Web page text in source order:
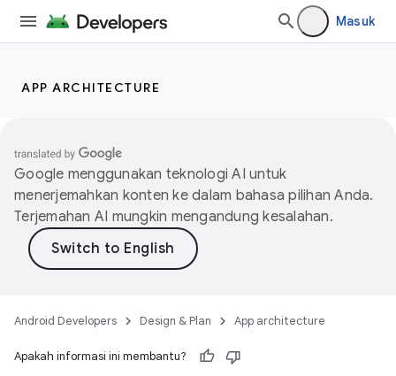
Masuk
APP ARCHITECTURE
Google menggunakan teknologi AI untuk
menerjemahkan konten ke dalam bahasa pilihan Anda.
Terjemahan AI mungkin mengandung kesalahan.
Android Developers Design & Plan App architecture
Apakah informasi ini membantu?